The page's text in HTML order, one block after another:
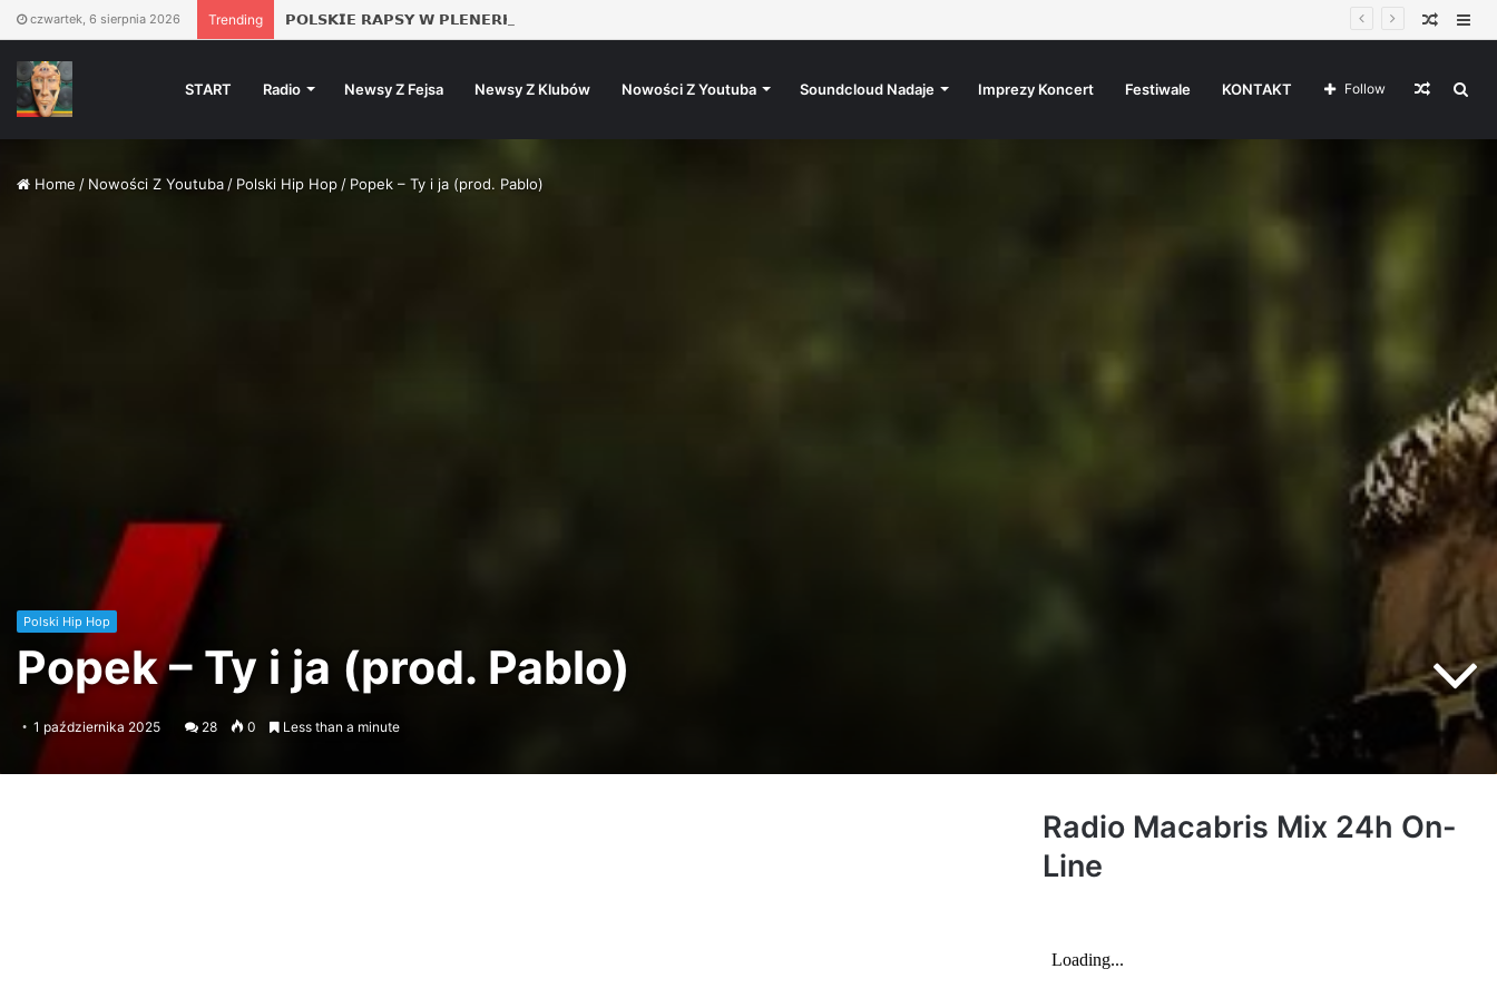
czwartek, 6 sierpnia 2026 Trending 𝗣𝗢𝗟𝗦𝗞𝗜𝗘 𝗥𝗔𝗣𝗦𝗬 𝗪 𝗣𝗟𝗘𝗡𝗘𝗥𝗞𝗨: 𝗗𝗝 𝗦𝗢𝗜𝗡𝗔 Random
START Radio Newsy Z Fejsa Newsy Z Klubów Nowości Z Youtuba Soundcloud Nadaje Imprezy Koncert Festiwale KONTAKT Random
Follow
Home / Nowości Z Youtuba / Polski Hip Hop / Popek – Ty i ja (prod. Pablo)
Polski Hip Hop
Popek – Ty i ja (prod. Pablo)
1 października 2025 28 0 Less than a minute
Radio Macabris Mix 24h On-
Line